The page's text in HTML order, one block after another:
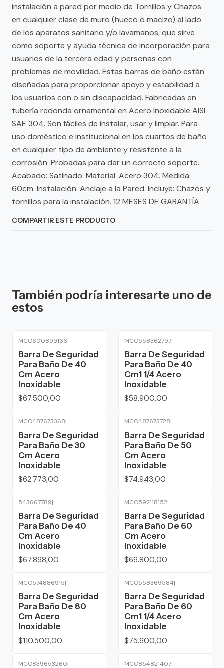
instalación a pared por medio de Tornillos y Chazos
en cualquier clase de muro (hueco o macizo) al lado
de los aparatos sanitario y/o lavamanos, que sirve
como soporte y ayuda técnica de incorporación para
usuarios de la tercera edad y personas con
problemas de movilidad. Estas barras de baño están
diseñadas para proporcionar apoyo y estabilidad a
los usuarios con o sin discapacidad. Fabricadas en
tubería redonda ornamental en Acero Inoxidable AISI
SAE 304. Son fáciles de instalar, usar y limpiar. Para
uso doméstico e institucional en los cuartos de baño
en cualquier tipo de ambiente y resistente a la
corrosión. Probadas para dar un correcto soporte.
Acabado: Satinado. Material: Acero 304. Medida:
60cm. Instalación: Anclaje a la Pared. Incluye: Chazos y
tornillos para la instalación. 12 MESES DE GARANTÍA
COMPARTIR ESTE PRODUCTO
También podría interesarte uno de
estos
MCO600899166|
Barra De Seguridad
Para Baño De 40
Cm Acero
Inoxidable
$67.500,00
MCO558362797|
Barra De Seguridad
Para Baño De 40
Cm1 1/4 Acero
Inoxidable
$58.900,00
MCO487673368|
Barra De Seguridad
Para Baño De 30
Cm Acero
Inoxidable
$62.773,00
MCO487673728|
Barra De Seguridad
Para Baño De 50
Cm Acero
Inoxidable
$74.943,00
543667789|
Barra De Seguridad
Para Baño De 40
Cm Acero
Inoxidable
$67.898,00
MCO592118152|
Barra De Seguridad
Para Baño De 60
Cm Acero
Inoxidable
$69.800,00
MCO574886915|
Barra De Seguridad
Para Baño De 80
Cm Acero
Inoxidable
$110.500,00
MCO558369584|
Barra De Seguridad
Para Baño De 60
Cm1 1/4 Acero
Inoxidable
$75.900,00
MCO839653260| MCO854821407|